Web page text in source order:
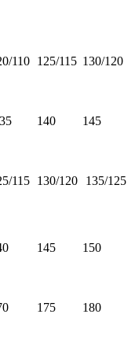
110 125/115 130/120
140 145
115 130/120 135/125
145 150
175 180